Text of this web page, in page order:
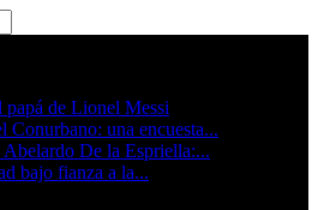
de Lionel Messi
una encuesta...
De la Espriella:...
bajo fianza a la...